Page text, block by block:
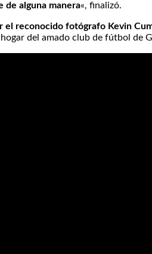
de alguna manera«, finalizó.
el reconocido fotógrafo Kevin
del amado club de fútbol de